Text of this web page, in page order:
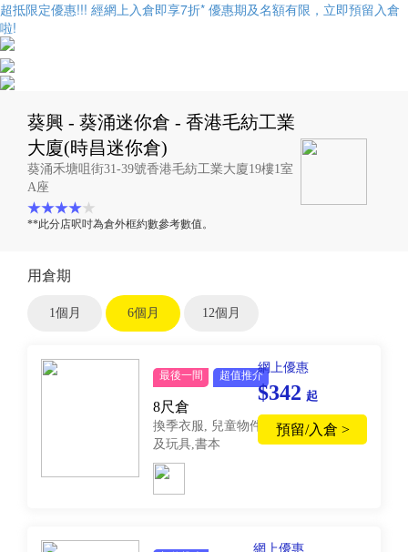
超抵限定優惠!!! 經網上入倉即享7折* 優惠期及名額有限，立即預留入倉
啦!
葵興 - 葵涌迷你倉 - 香港毛紡工業
大廈(時昌迷你倉)
葵涌禾塘咀街31-39號香港毛紡工業大廈19樓1室
A座
**此分店呎吋為倉外框約數參考數值。
用倉期
1個月 6個月 12個月
最後一間 超值推介
8尺倉
換季衣服, 兒童物件
及玩具,書本
網上優惠
$342 起
預留/入倉 >
網上優惠